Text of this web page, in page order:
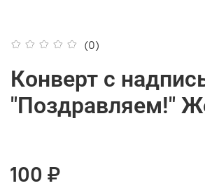
(0)
Конверт с
"Поздравляем!"
100 ₽